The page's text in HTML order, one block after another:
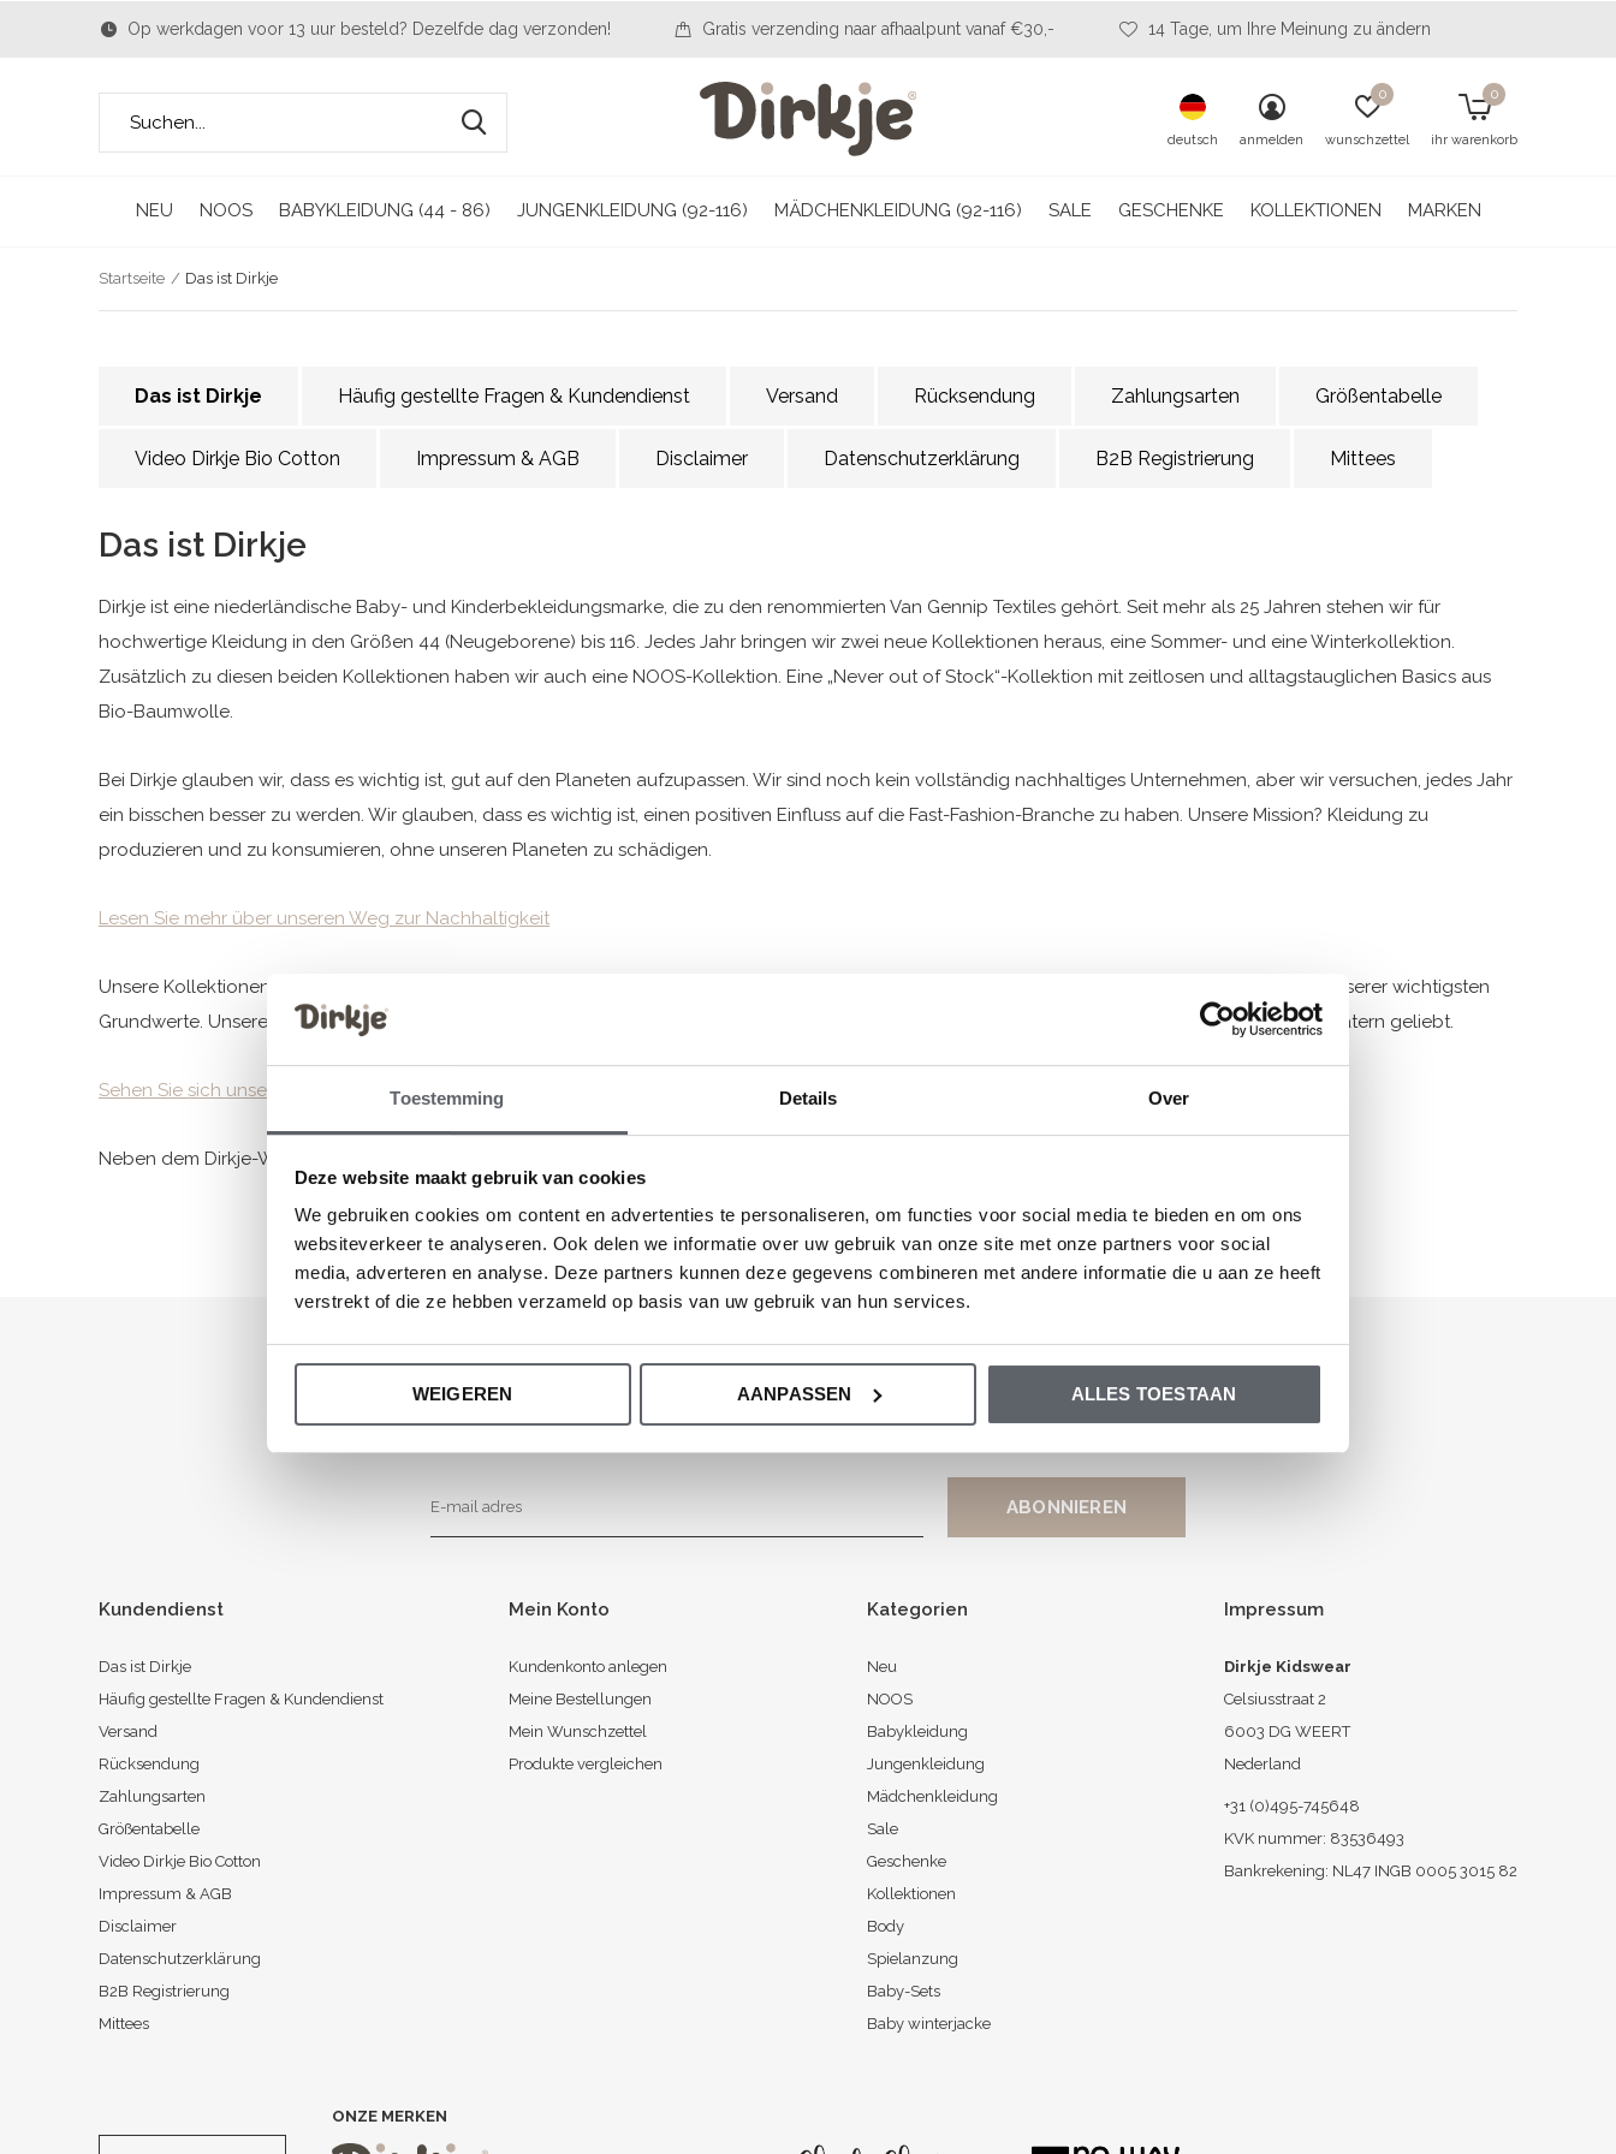
Toestemming Details Over
Deze website maakt gebruik van cookies
We gebruiken cookies om content en advertenties te personaliseren, om functies voor social media te bieden en om ons
websiteverkeer te analyseren. Ook delen we informatie over uw gebruik van onze site met onze partners voor social
media, adverteren en analyse. Deze partners kunnen deze gegevens combineren met andere informatie die u aan ze heeft
verstrekt of die ze hebben verzameld op basis van uw gebruik van hun services.
WEIGEREN AANPASSEN ALLES TOESTAAN
NEU NOOS BABYKLEIDUNG (44 - 86) JUNGENKLEIDUNG (92-116) MÄDCHENKLEIDUNG (92-116) SALE GESCHENKE KOLLEKTIONEN MARKEN
deutsch anmelden wunschzettel
0
ihr warenkorb
0
Op werkdagen voor 13 uur besteld? Dezelfde dag verzonden! Gratis verzending naar afhaalpunt vanaf €30,- 14 Tage, um Ihre Meinung zu ändern
Startseite Das ist Dirkje
Das ist Dirkje Häufig gestellte Fragen & Kundendienst Versand Rücksendung Zahlungsarten Größentabelle
Video Dirkje Bio Cotton Impressum & AGB Disclaimer Datenschutzerklärung B2B Registrierung Mittees
Das ist Dirkje
Dirkje ist eine niederländische Baby- und Kinderbekleidungsmarke, die zu den renommierten Van Gennip Textiles gehört. Seit mehr als 25 Jahren stehen wir für
hochwertige Kleidung in den Größen 44 (Neugeborene) bis 116. Jedes Jahr bringen wir zwei neue Kollektionen heraus, eine Sommer- und eine Winterkollektion.
Zusätzlich zu diesen beiden Kollektionen haben wir auch eine NOOS-Kollektion. Eine „Never out of Stock“-Kollektion mit zeitlosen und alltagstauglichen Basics aus
Bio-Baumwolle.
Bei Dirkje glauben wir, dass es wichtig ist, gut auf den Planeten aufzupassen. Wir sind noch kein vollständig nachhaltiges Unternehmen, aber wir versuchen, jedes Jahr
ein bisschen besser zu werden. Wir glauben, dass es wichtig ist, einen positiven Einfluss auf die Fast-Fashion-Branche zu haben. Unsere Mission? Kleidung zu
produzieren und zu konsumieren, ohne unseren Planeten zu schädigen.
Lesen Sie mehr über unseren Weg zur Nachhaltigkeit
Unsere Kollektionen zeichnen sich durch schöne Qualität, stilvolle Drucke und reichhaltige Details aus, aber auch die Erschwinglichkeit ist einer unserer wichtigsten
Grundwerte. Unsere umfangreiche Kollektion an schönen Spielanzügen, Stramplern und trendigen und coolen Sets wird von vielen Müttern und Vätern geliebt.
Sehen Sie sich unsere Kollektion an
Neben dem Dirkje-Webshop ist unsere Baby- und Kinderbekleidung in 950 Einzelhandelsgeschäften erhältlich.
Erhalten Sie die neuesten Angebote und Aktionen
Kundendienst
Das ist Dirkje
Häufig gestellte Fragen & Kundendienst
Versand
Rücksendung
Zahlungsarten
Größentabelle
Video Dirkje Bio Cotton
Impressum & AGB
Disclaimer
Datenschutzerklärung
B2B Registrierung
Mittees
Mein Konto
Kundenkonto anlegen
Meine Bestellungen
Mein Wunschzettel
Produkte vergleichen
Kategorien
Neu
NOOS
Babykleidung
Jungenkleidung
Mädchenkleidung
Sale
Geschenke
Kollektionen
Body
Spielanzung
Baby-Sets
Baby winterjacke
Impressum
Dirkje Kidswear
Celsiusstraat 2
6003 DG WEERT
Nederland
+31 (0)495-745648
KVK nummer: 83536493
Bankrekening: NL47 INGB 0005 3015 82
ONZE MERKEN